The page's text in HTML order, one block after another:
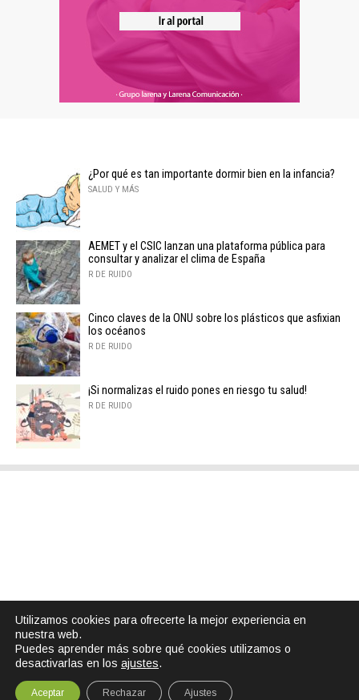
¿Por qué es tan importante dormir bien en la infancia?
SALUD Y MÁS
AEMET y el CSIC lanzan una plataforma pública para
consultar y analizar el clima de España
R DE RUIDO
Cinco claves de la ONU sobre los plásticos que asfixian
los océanos
R DE RUIDO
¡Si normalizas el ruido pones en riesgo tu salud!
R DE RUIDO
Utilizamos cookies para ofrecerte la mejor experiencia en
nuestra web.
Puedes aprender más sobre qué cookies utilizamos o
desactivarlas en los ajustes.
Aceptar Rechazar Ajustes